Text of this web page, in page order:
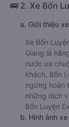
🚌 2. Xe Bốn
a. Giới thiệu
Xe Bốn
Giang là
nước ưa
khách, Bốn
ngừng hoàn
những dịch
Bốn Luyện
b. Hình ảnh